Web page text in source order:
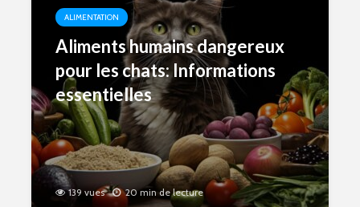
ALIMENTATION
Aliments humains dangereux
pour les chats: Informations
essentielles
139 vues 20 min de lecture